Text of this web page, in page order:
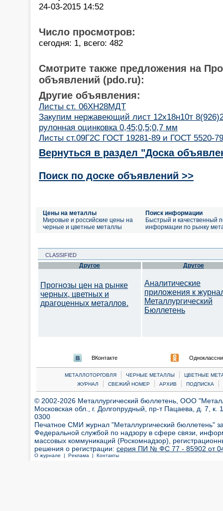
24-03-2015 14:52
Число просмотров:
сегодня: 1, всего: 482
Смотрите также предложения на
объявлений (pdo.ru):
Другие объявления:
Листы ст. 06ХН28МДТ
Закупим нержавеющий лист 12х18н10т
рулонная оцинковка 0,45;0,5;0,7 мм
Листы ст.09Г2С ГОСТ 19281-89 и ГОСТ 5520-
Вернуться в раздел "Доска
Поиск по доске объявлений >>
Цены на металлы
Мировые и российские цены на
черные и цветные металлы
Поиск информации
Быстрый и качественный
информации по рынку
CLASSIFIED
Другое
Прогнозы цен на рынке
черных, цветных и
драгоценных металлов.
Другое
Аналитические
приложения к
Металлургический
Бюллетень
ВКонтакте
МЕТАЛЛОТОРГОВЛЯ | ЧЕРНЫЕ МЕТАЛЛЫ |
ЦВЕТНЫЕ
ЖУРНАЛ
| СВЕЖИЙ НОМЕР | АРХИВ | ПОДПИСКА |
© 2002-2026 Металлургический бюллетень, ООО
Московская обл., г. Долгопрудный, пр-т Пацаева, д. 7,
0300
Печатное СМИ журнал "Металлургический бюллетень"
Федеральной службой по надзору в сфере связи,
массовых коммуникаций (Роскомнадзор),
решения о регистрации: серия ПИ № ФС 77 - 85902 от 04
О журнале | Реклама | Контакты